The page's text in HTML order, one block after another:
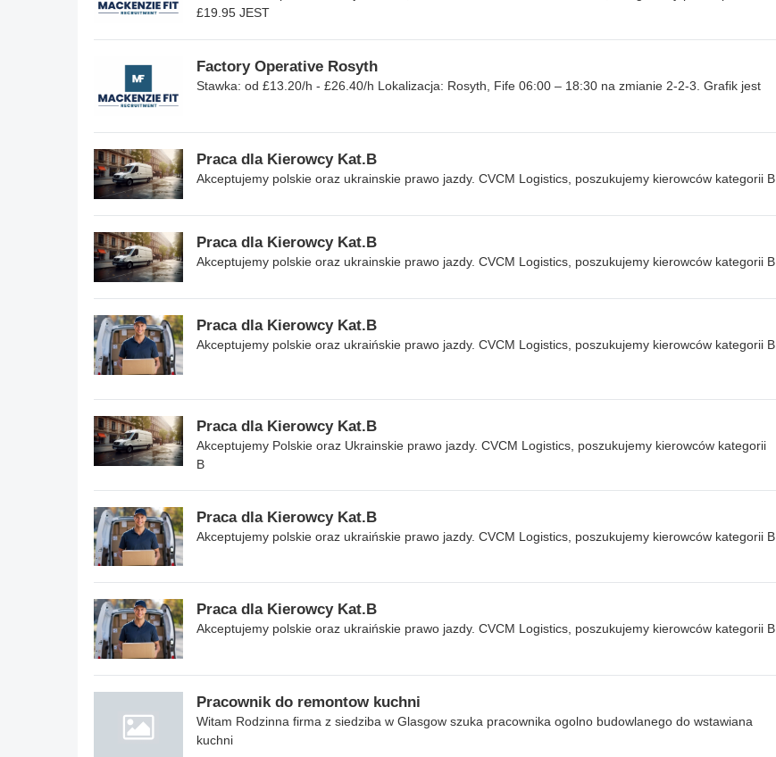
£19.95 JEST
Factory Operative Rosyth
Stawka: od £13.20/h - £26.40/h Lokalizacja: Rosyth, Fife 06:00 – 18:30 na zmianie 2-2-3. Grafik jest
Praca dla Kierowcy Kat.B
Akceptujemy polskie oraz ukrainskie prawo jazdy. CVCM Logistics, poszukujemy kierowców kategorii B
Praca dla Kierowcy Kat.B
Akceptujemy polskie oraz ukrainskie prawo jazdy. CVCM Logistics, poszukujemy kierowców kategorii B
Praca dla Kierowcy Kat.B
Akceptujemy polskie oraz ukraińskie prawo jazdy. CVCM Logistics, poszukujemy kierowców kategorii B
Praca dla Kierowcy Kat.B
Akceptujemy Polskie oraz Ukrainskie prawo jazdy. CVCM Logistics, poszukujemy kierowców kategorii
B
Praca dla Kierowcy Kat.B
Akceptujemy polskie oraz ukraińskie prawo jazdy. CVCM Logistics, poszukujemy kierowców kategorii B
Praca dla Kierowcy Kat.B
Akceptujemy polskie oraz ukraińskie prawo jazdy. CVCM Logistics, poszukujemy kierowców kategorii B
Pracownik do remontow kuchni
Witam Rodzinna firma z siedziba w Glasgow szuka pracownika ogolno budowlanego do wstawiana
kuchni